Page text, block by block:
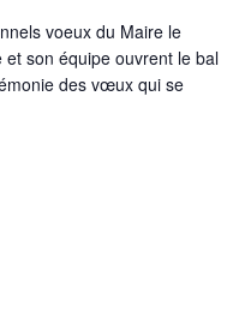
voeux du Maire le
son équipe ouvrent le bal
des vœux qui se